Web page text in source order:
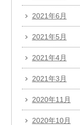
2021年6月
2021年5月
2021年4月
2021年3月
2020年11月
2020年10月